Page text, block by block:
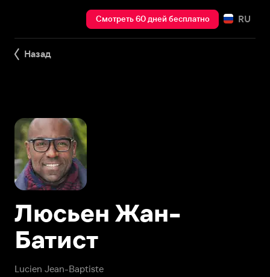
Смотреть 60 дней бесплатно RU
Назад
Lucien Jean-Baptiste
Люсьен Жан-
Батист